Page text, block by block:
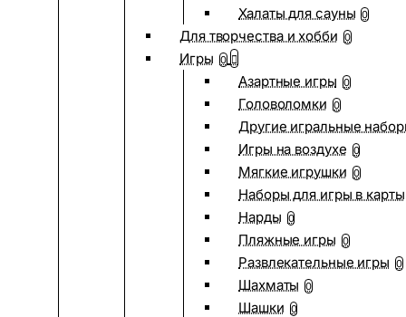
Халаты для сауны 0
Для творчества и хобби 0
Игры 0
Азартные игры 0
Головоломки 0
Другие игральные
Игры на воздухе 0
Мягкие игрушки 0
Наборы для игры в карты
Нарды 0
Пляжные игры 0
Развлекательные игры 0
Шахматы 0
Шашки 0